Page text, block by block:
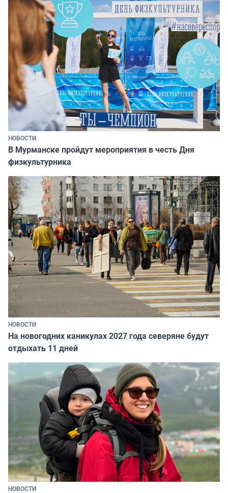
НОВОСТИ
В Мурманске пройдут мероприятия в честь Дня
физкультурника
НОВОСТИ
На новогодних каникулах 2027 года северяне будут
отдыхать 11 дней
НОВОСТИ